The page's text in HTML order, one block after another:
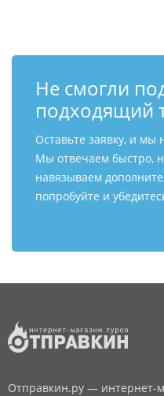
Не смогли
подходящий
Оставьте заявку, и мы
Мы отвечаем быстро,
навязываем
попробуйте и
Отправкин.ру — интернет-